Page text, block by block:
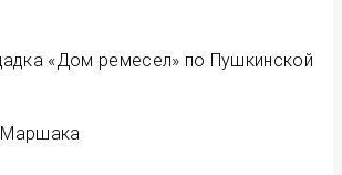
«Дом ремесел» по Пушкинской